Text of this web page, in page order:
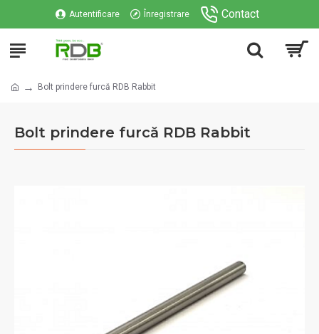
Autentificare Înregistrare Contact
Bolt prindere furcă RDB Rabbit
Bolt prindere furcă RDB Rabbit